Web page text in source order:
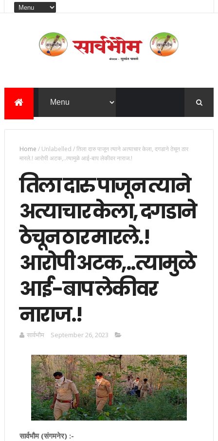
Home /Unlabelled /तिला दारु पाजून त्याने अत्याचार केला, दगडाने ठेचून ठार
मारले.! आरोपी अटक,..त्यामुळे आई-बाप लेकीवर नाराज.!
तिला दारु पाजून त्याने
अत्याचार केला, दगडाने
ठेचून ठार मारले.!
आरोपी अटक,..त्यामुळे
आई-बाप लेकीवर
नाराज.!
सार्वभाैम September 26, 2023
सार्वभौम (संगमनेर) :-